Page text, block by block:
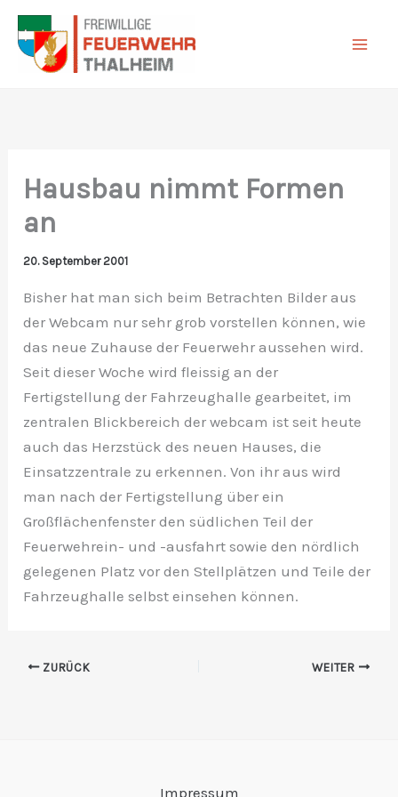
Zum
Inhalt
springen
Hausbau nimmt Formen
an
20. September 2001
Bisher hat man sich beim Betrachten Bilder aus
der Webcam nur sehr grob vorstellen können, wie
das neue Zuhause der Feuerwehr aussehen wird.
Seit dieser Woche wird fleissig an der
Fertigstellung der Fahrzeughalle gearbeitet, im
zentralen Blickbereich der webcam ist seit heute
auch das Herzstück des neuen Hauses, die
Einsatzzentrale zu erkennen. Von ihr aus wird
man nach der Fertigstellung über ein
Großflächenfenster den südlichen Teil der
Feuerwehrein- und -ausfahrt sowie den nördlich
gelegenen Platz vor den Stellplätzen und Teile der
Fahrzeughalle selbst einsehen können.
ZURÜCK WEITER
Impressum